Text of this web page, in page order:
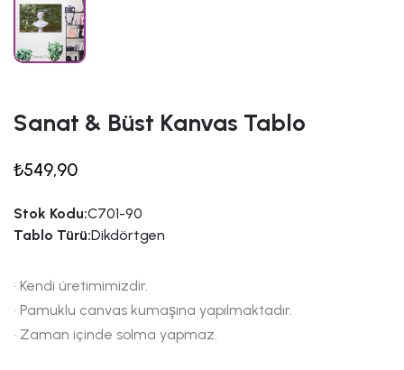
Sanat & Büst Kanvas Tablo
₺549,90
Stok Kodu:C701-90
Tablo Türü:Dikdörtgen
• Kendi üretimimizdir.
• Pamuklu canvas kumaşına yapılmaktadır.
• Zaman içinde solma yapmaz.